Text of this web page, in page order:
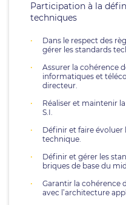
Participation à la
techniques
Dans le respect des
gérer les standards
Assurer la cohérence
informatiques et
directeur.
Réaliser et maintenir
S.I.
Définir et faire
technique.
Définir et gérer les
briques de base du
Garantir la cohérence
avec l’architecture